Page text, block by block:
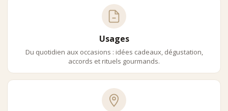
Usages
Du quotidien aux occasions : idées cadeaux, dégustation,
accords et rituels gourmands.